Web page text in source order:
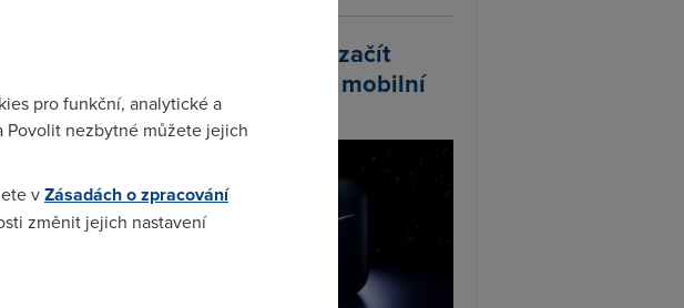
život, ale
možnost,
ale
ústně,
o
Není pak
a napříč
Starlink plánuje začít
prodávat vlastní mobilní
tarify
pro funkční, analytické a
Povolit nezbytné můžete jejich
vZásadách o zpracování
změnit jejich nastavení